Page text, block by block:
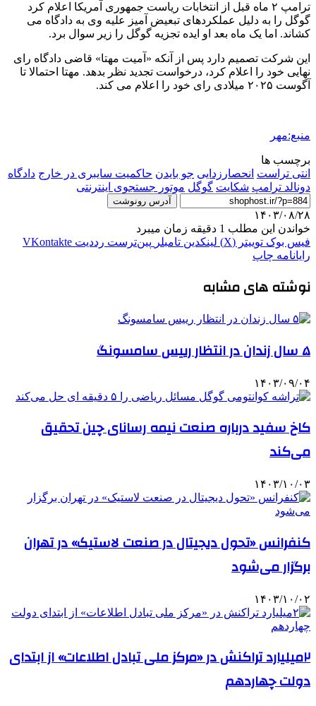
ترامپ ۲ ماه قبل از انتخابات ریاست جمهوری آمریکا اعلام کرد
گوگل را به دلیل عملکردهای تبعیض آمیز علیه وی به دادگاه می
کشاند. اما یک ماه بعد او ایده تجزیه گوگل را زیر سوال برد.
این شرکت تصمیم دارد پس از آنکه «آمیت مهتا» قاضی دادگاه رای
نهایی خود را اعلام کرد، درخواست تجدید نظر بدهد. مهتا احتمالا تا
آگوست ۲۰۲۵ میلادی رای خود را اعلام می کند.
منبع:مهر
برچسب ها
انتی تراست انحصارزدایی جو بایدن حاکمیت سایبری در خارج دادگاه
دونالد ترامپ شکایت گوگل موتور جستجوی اینترنتی
آدرس رونوشت
۱۴۰۳/۰۸/۲۸
خواندن این مطلب 1 دقیقه زمان میبرد
فیس بوک توییتر (X) لینکدین ‫تامبلر ‫پین‌ترست ‫رددیت ‫VKontakte
رایانامه چاپ
نوشته های مشابه
۵ سال زندان در انتظار رییس سامسونگ
۱۴۰۳/۰۹/۰۴
کاخ سفید درباره صنعت نیمه رسانای چین تحقیق
می‌کند
۱۴۰۳/۱۰/۰۳
کنفرانس «تحول دیجیتال در صنعت لاستیک» در تهران
برگزار می‌شود
۱۴۰۳/۱۰/۰۲
۲میلیارد تراکنش در «مرکز ملی تبادل اطلاعات» از ابتدای
دولت چهاردهم